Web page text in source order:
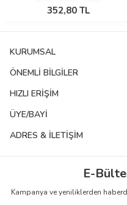
352,80 TL
KURUMSAL
ÖNEMLI BILGILER
HIZLI ERIŞIM
ÜYE/BAYI
ADRES & İLETIŞIM
E-
Kampanya ve yeniliklerden